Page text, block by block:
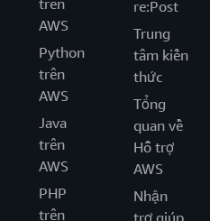
trên
AWS
Python
trên
AWS
Java
trên
AWS
PHP
trên
re:Post
Trung
tâm kiến
thức
Tổng
quan về
Hỗ trợ
AWS
Nhận